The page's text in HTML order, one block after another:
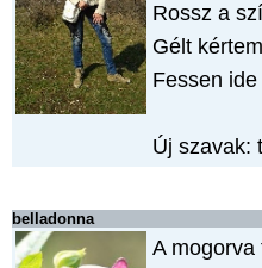
Rossz a
Gélt
Fessen
Új szavak:
belladonna
A mogorva